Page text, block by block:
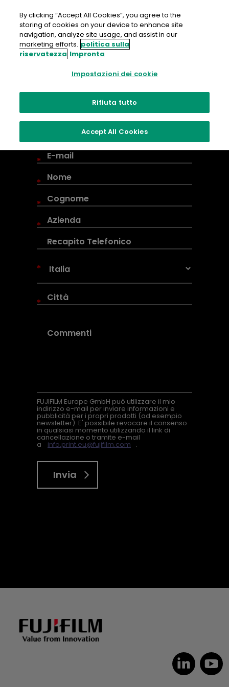
contenuto
Contatta
Fujifilm
*
*
*
*
*
*
FUJIFILM Europe GmbH può utilizzare il mio
indirizzo e-mail per inviare informazioni e
pubblicità per i propri prodotti (ad esempio
newsletter). E' possibile revocare il consenso
in qualsiasi momento utilizzando il link di
cancellazione o tramite e-mail
a info.print.eu@fujifilm.com .
Invia
By clicking “Accept All Cookies”, you agree to the
storing of cookies on your device to enhance site
navigation, analyze site usage, and assist in our
marketing efforts. politica sulla
riservatezza Impronta
Impostazioni dei cookie
Rifiuta tutto
Accept All Cookies